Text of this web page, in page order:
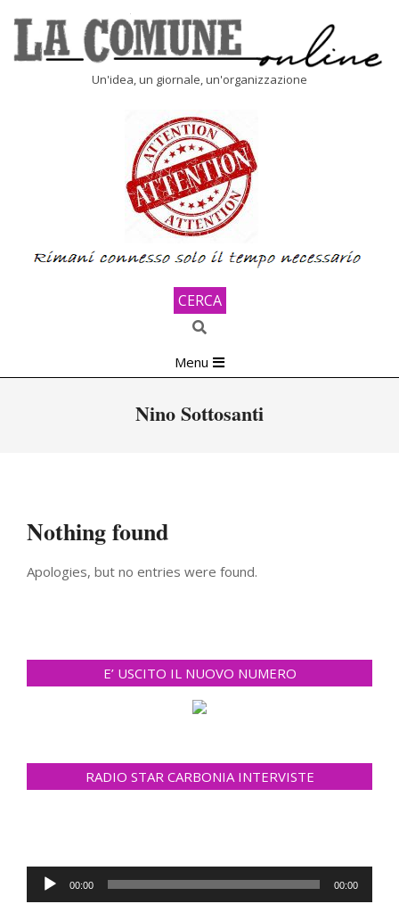
content
Un'idea, un giornale, un'organizzazione
CERCA
Search
Navigation
Menu
Nino Sottosanti
Nothing found
Apologies, but no entries were found.
E’ USCITO IL NUOVO NUMERO
RADIO STAR CARBONIA INTERVISTE
Audio-
Player
00:00 00:00